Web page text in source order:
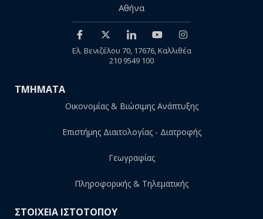
Αθήνα
Ελ. Βενιζέλου 70, 17676, Καλλιθέα
210 9549 100
ΤΜΗΜΑΤΑ
Οικονομίας & Βιώσιμης Ανάπτυξης
Επιστήμης Διαιτολογίας - Διατροφής
Γεωγραφίας
Πληροφορικής & Τηλεματικής
ΣΤΟΙΧΕΙΑ ΙΣΤΟΤΟΠΟΥ